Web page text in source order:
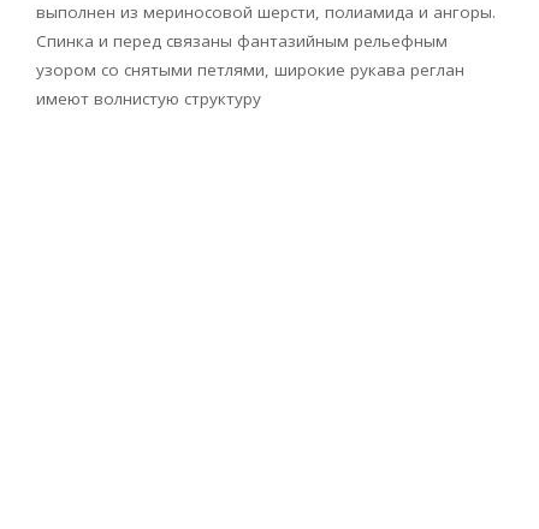
выполнен из мериносовой шерсти, полиамида и ангоры.
Спинка и перед связаны фантазийным рельефным
узором со снятыми петлями, широкие рукава реглан
имеют волнистую структуру